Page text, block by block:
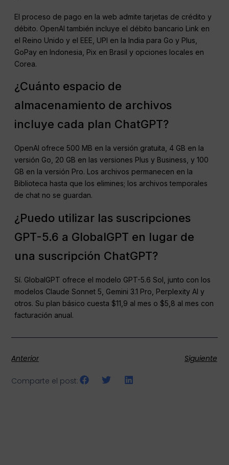
El proceso de pago en la web admite tarjetas de crédito y
débito. OpenAI también incluye el débito bancario Link en
el Reino Unido y el EEE, UPI en la India para Go y Plus,
GoPay en Indonesia, Pix en Brasil y opciones locales en
Corea.
¿Cuánto espacio de
almacenamiento de archivos
incluye cada plan ChatGPT?
OpenAI ofrece 500 MB en la versión gratuita, 4 GB en la
versión Go, 20 GB en las versiones Plus y Business, y 100
GB en la versión Pro. Los archivos permanecen en la
Biblioteca hasta que los elimines; los archivos temporales
de chat no se guardan.
¿Puedo utilizar las suscripciones
GPT-5.6 a GlobalGPT en lugar de
una suscripción ChatGPT?
Sí. GlobalGPT ofrece el modelo GPT-5.6 Sol, junto con los
modelos Claude Sonnet 5, Gemini 3.1 Pro, Perplexity AI y
otros. Su plan básico cuesta $11,9 al mes o $5,8 al mes con
facturación anual.
Anterior Siguiente
Comparte el post: